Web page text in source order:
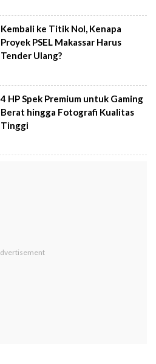
Kembali ke Titik Nol, Kenapa
Proyek PSEL Makassar Harus
Tender Ulang?
4 HP Spek Premium untuk Gaming
Berat hingga Fotografi Kualitas
Tinggi